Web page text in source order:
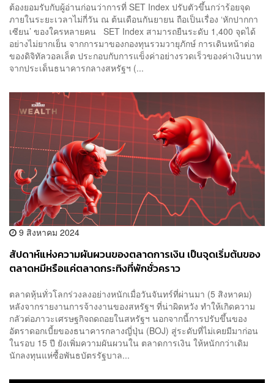
ต้องยอมรับกับผู้อ่านก่อนว่าการที่ SET Index ปรับตัวขึ้นกว่าร้อยจุด
ภายในระยะเวลาไม่กี่วัน ณ ต้นเดือนกันยายน ถือเป็นเรื่อง ‘หักปากกา
เซียน’ ของใครหลายคน SET Index สามารถยืนระดับ 1,400 จุดได้
อย่างไม่ยากเย็น จากการมาของกองทุนรวมวายุภักษ์ การเดินหน้าต่อ
ของดิจิทัลวอลเล็ต ประกอบกับการแข็งค่าอย่างรวดเร็วของค่าเงินบาท
จากประเด็นธนาคารกลางสหรัฐฯ (...
9 สิงหาคม 2024
สัปดาห์แห่งความผันผวนของตลาดการเงิน เป็นจุดเริ่มต้นของ
ตลาดหมีหรือแค่ตลาดกระทิงที่พักชั่วคราว
ตลาดหุ้นทั่วโลกร่วงลงอย่างหนักเมื่อวันจันทร์ที่ผ่านมา (5 สิงหาคม)
หลังจากรายงานการจ้างงานของสหรัฐฯ ที่น่าผิดหวัง ทำให้เกิดความ
กลัวต่อภาวะเศรษฐกิจถดถอยในสหรัฐฯ นอกจากนี้การปรับขึ้นของ
อัตราดอกเบี้ยของธนาคารกลางญี่ปุ่น (BOJ) สู่ระดับที่ไม่เคยมีมาก่อน
ในรอบ 15 ปี ยังเพิ่มความผันผวนใน ตลาดการเงิน ให้หนักกว่าเดิม
นักลงทุนแห่ซื้อพันธบัตรรัฐบาล...